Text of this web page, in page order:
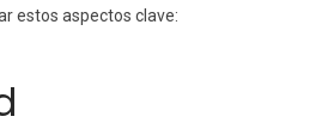
estos aspectos clave: